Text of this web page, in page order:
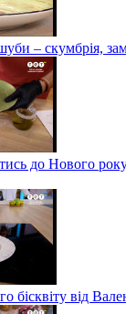
– скумбрія,
до Нового
бісквіту від